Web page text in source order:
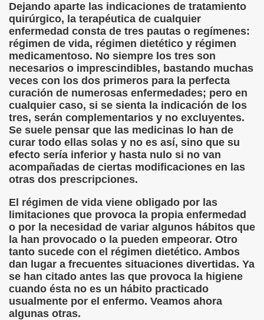
Dejando aparte las indicaciones de tratamiento
quirúrgico, la terapéutica de cualquier
enfermedad consta de tres pautas o regímenes:
régimen de vida, régimen dietético y régimen
medicamentoso. No siempre los tres son
necesarios o imprescindibles, bastando muchas
veces con los dos primeros para la perfecta
curación de numerosas enfermedades; pero en
cualquier caso, si se sienta la indicación de los
tres, serán complementarios y no excluyentes.
Se suele pensar que las medicinas lo han de
curar todo ellas solas y no es así, sino que su
efecto sería inferior y hasta nulo si no van
acompañadas de ciertas modificaciones en las
otras dos prescripciones.
El régimen de vida viene obligado por las
limitaciones que provoca la propia enfermedad
o por la necesidad de variar algunos hábitos que
la han provocado o la pueden empeorar. Otro
tanto sucede con el régimen dietético. Ambos
dan lugar a frecuentes situaciones divertidas. Ya
se han citado antes las que provoca la higiene
cuando ésta no es un hábito practicado
usualmente por el enfermo. Veamos ahora
algunas otras.
(Autor Desconocido)
del Castellano)
del Carmen Ugarte)
vista (Autor Desconocido)
(Autor Desconocido)
(Autor Desconocido)
Matemáticas en España (Autor Desconocido)
(Autor Desconocido)